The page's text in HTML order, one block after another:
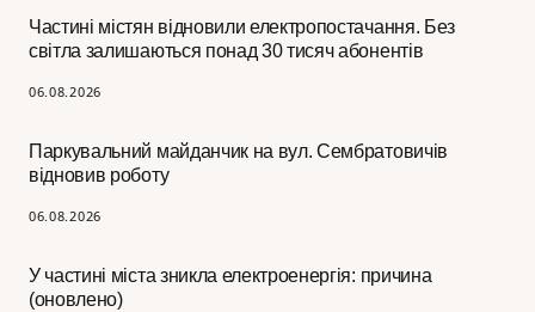
Частині містян відновили електропостачання. Без
світла залишаються понад 30 тисяч абонентів
06.08.2026
Паркувальний майданчик на вул. Сембратовичів
відновив роботу
06.08.2026
У частині міста зникла електроенергія: причина
(оновлено)